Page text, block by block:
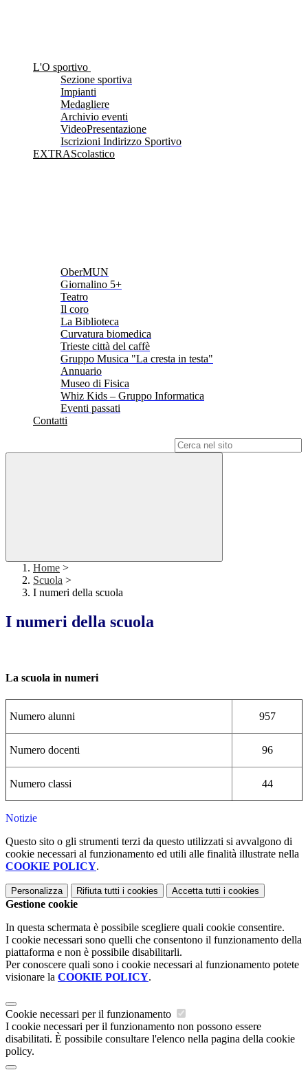
L'O sportivo
Sezione sportiva
Impianti
Medagliere
Archivio eventi
VideoPresentazione
Iscrizioni Indirizzo Sportivo
EXTRAScolastico
OberMUN
Giornalino 5+
Teatro
Il coro
La Biblioteca
Curvatura biomedica
Trieste città del caffè
Gruppo Musica "La cresta in testa"
Annuario
Museo di Fisica
Whiz Kids – Gruppo Informatica
Eventi passati
Contatti
Home >
Scuola >
I numeri della scuola
I numeri della scuola
La scuola in numeri
Numero alunni 957
Numero docenti 96
Numero classi 44
Notizie
Questo sito o gli strumenti terzi da questo utilizzati si avvalgono di
cookie necessari al funzionamento ed utili alle finalità illustrate nella
COOKIE POLICY.
Personalizza Rifiuta tutti i cookies Accetta tutti i cookies
Gestione cookie
In questa schermata è possibile scegliere quali cookie consentire.
I cookie necessari sono quelli che consentono il funzionamento della
piattaforma e non è possibile disabilitarli.
Per conoscere quali sono i cookie necessari al funzionamento potete
visionare la COOKIE POLICY.
Cookie necessari per il funzionamento
I cookie necessari per il funzionamento non possono essere
disabilitati. È possibile consultare l'elenco nella pagina della cookie
policy.